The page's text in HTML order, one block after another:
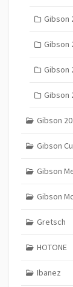
Gibson
Gibson
Gibson
Gibson
Gibson
Gibson
Gibson
Gibson
Gretsch
HOTONE
Ibanez